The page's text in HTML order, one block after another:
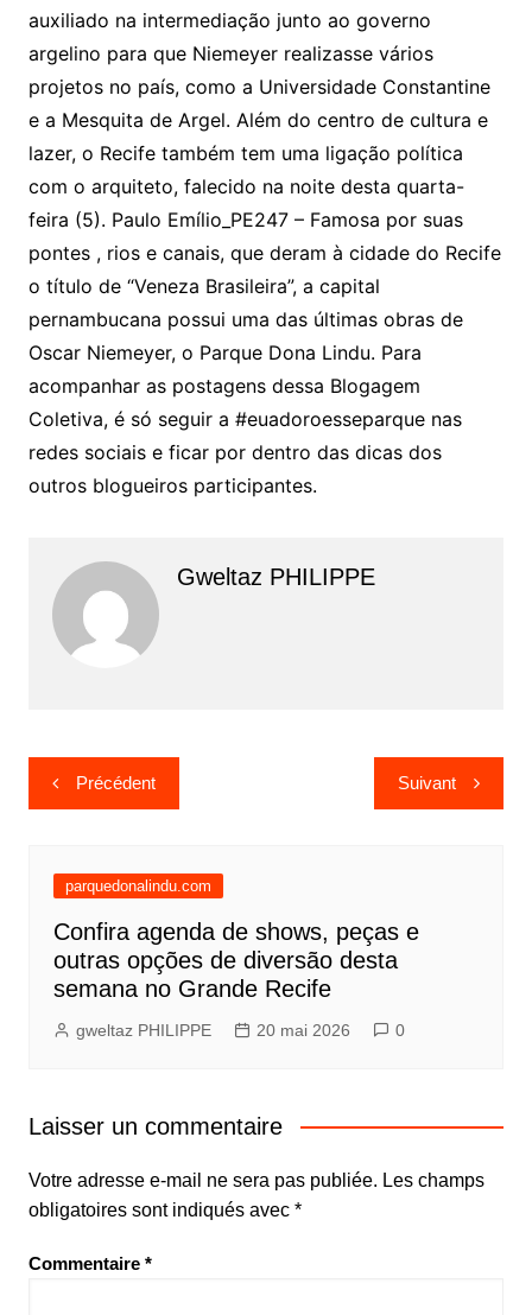
auxiliado na intermediação junto ao governo
argelino para que Niemeyer realizasse vários
projetos no país, como a Universidade Constantine
e a Mesquita de Argel. Além do centro de cultura e
lazer, o Recife também tem uma ligação política
com o arquiteto, falecido na noite desta quarta-
feira (5). Paulo Emílio_PE247 – Famosa por suas
pontes , rios e canais, que deram à cidade do Recife
o título de “Veneza Brasileira”, a capital
pernambucana possui uma das últimas obras de
Oscar Niemeyer, o Parque Dona Lindu. Para
acompanhar as postagens dessa Blogagem
Coletiva, é só seguir a #euadoroesseparque nas
redes sociais e ficar por dentro das dicas dos
outros blogueiros participantes.
Gweltaz PHILIPPE
Navigation
de
Précédent Suivant
parquedonalindu.com
Confira agenda de shows, peças e
outras opções de diversão desta
semana no Grande Recife
gweltaz PHILIPPE 20 mai 2026 0
Laisser un commentaire
Votre adresse e-mail ne sera pas publiée. Les champs
obligatoires sont indiqués avec *
Commentaire *